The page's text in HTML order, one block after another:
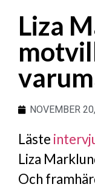
Liza
NOVEMBER
Läste
Liza
Och